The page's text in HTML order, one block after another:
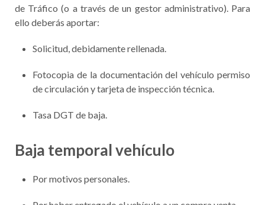
de Tráfico (o a través de un gestor administrativo). Para
ello deberás aportar:
Solicitud, debidamente rellenada.
Fotocopia de la documentación del vehículo permiso
de circulación y tarjeta de inspección técnica.
Tasa DGT de baja.
Baja temporal vehículo
Por motivos personales.